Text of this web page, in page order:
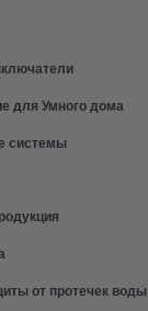
для Умного дома
системы
от протечек воды